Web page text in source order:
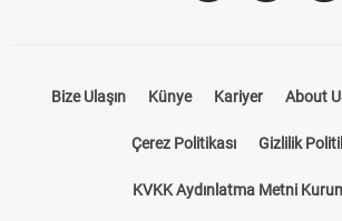
Bize Ulaşın Künye Kariyer About
Çerez Politikası Gizlilik
KVKK Aydınlatma Metni